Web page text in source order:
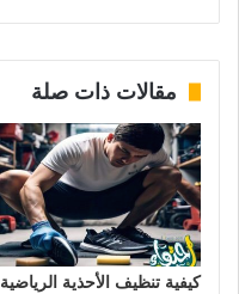
مقالات ذات صلة
كيفية تنظيف الأحذية الرياضية